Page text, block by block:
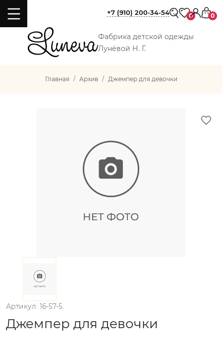
Фабрика детской одежды
Лунёвой Н. Г.
+7 (910) 200-34-54 0 0
Главная Архив Джемпер для девочки
Артикул: 16-57-5.
Джемпер для девочки